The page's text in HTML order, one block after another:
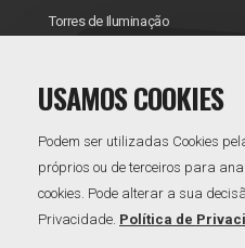
Torres de Iluminação
USAMOS COOKIES
Podem ser utilizadas Cookies
próprios ou de terceiros para
cookies. Pode alterar a sua
Privacidade. Política de